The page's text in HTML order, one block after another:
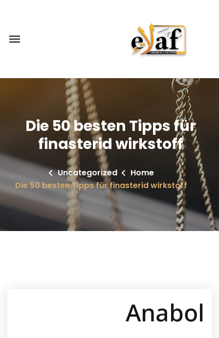
Die 50 besten Tipps für
finasterid wirkstoff
Home
Uncategorized
Die 50 besten Tipps für finasterid wirkstoff
Anabol